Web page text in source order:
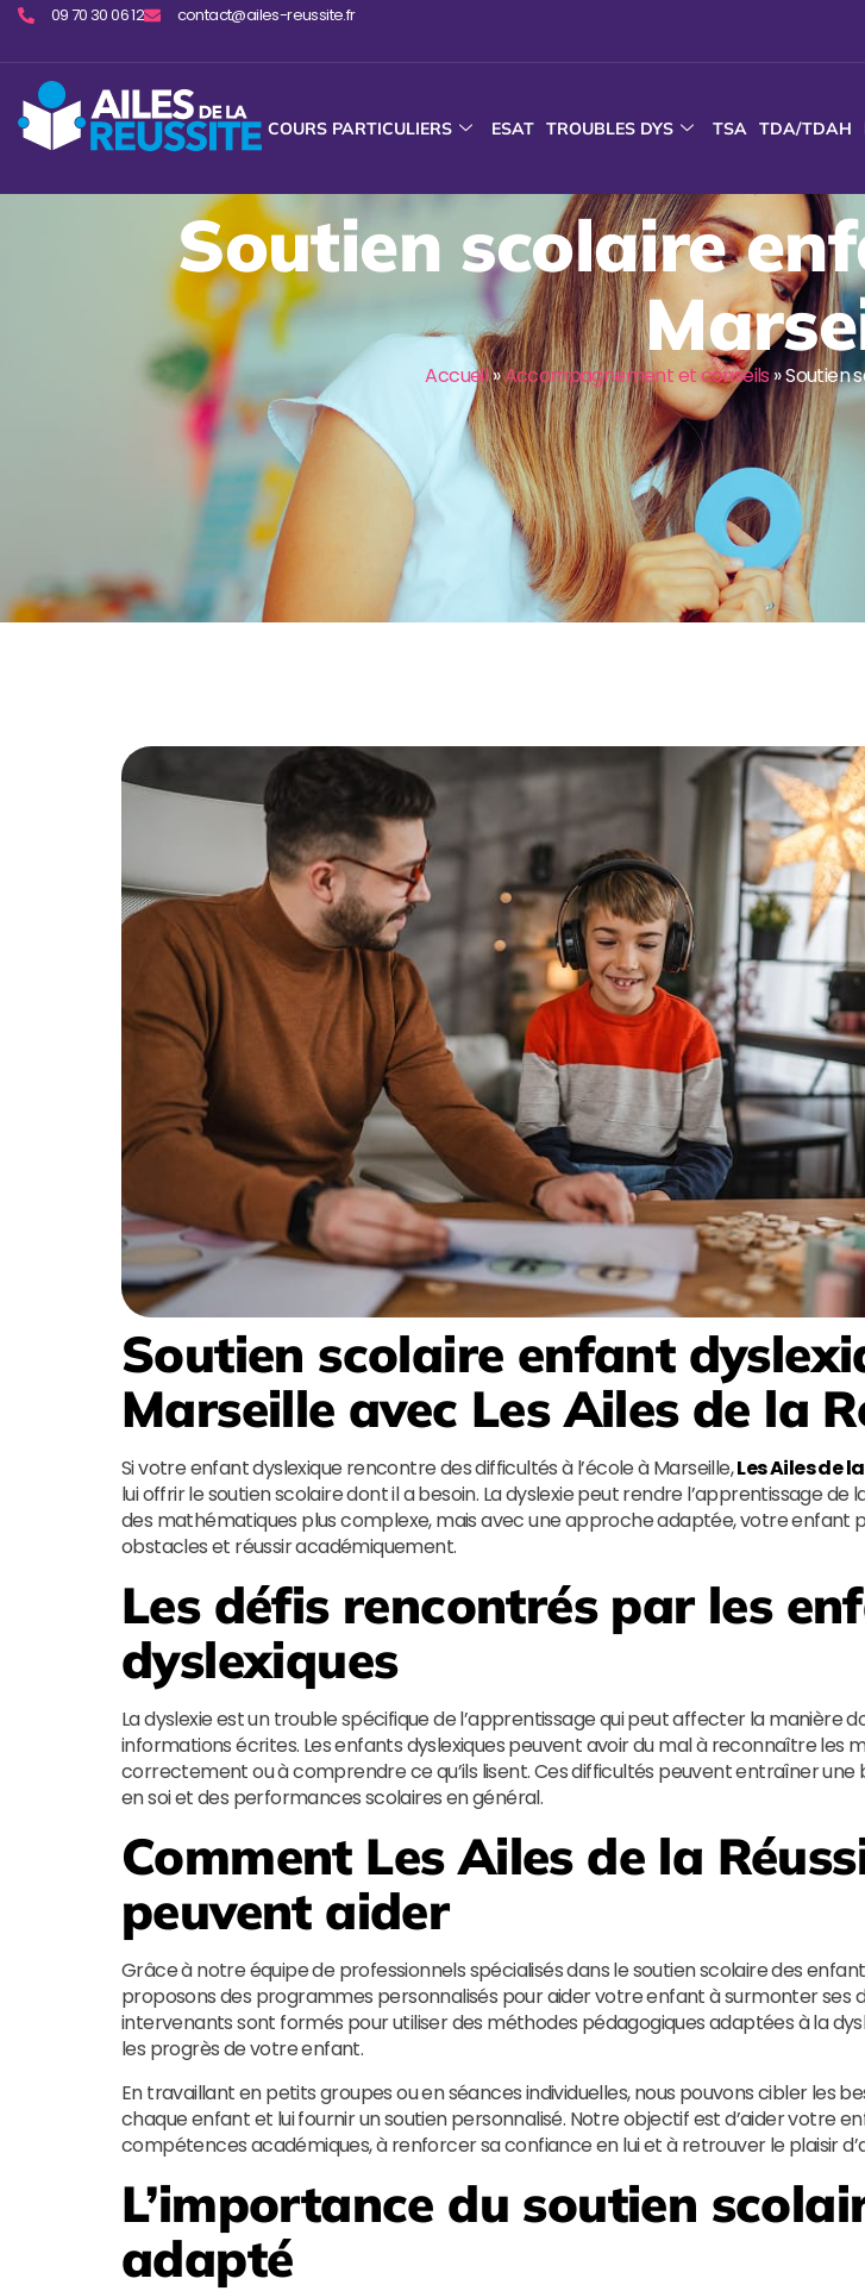
09 70 30 06 12 contact@ailes-reussite.fr
COURS PARTICULIERS ESAT TROUBLES DYS TSA TDA/TDAH
Soutien scolaire
Accueil»Accompagnement et conseils»Soutien
Soutien scolaire enfant
Marseille avec Les Ailes de la
Si votre enfant dyslexique rencontre des difficultés à l’école à Marseille,Les Ailes de
lui offrir le soutien scolaire dont il a besoin. La dyslexie peut rendre l’apprentissage de
des mathématiques plus complexe, mais avec une approche adaptée, votre enfant
obstacles et réussir académiquement.
Les défis rencontrés par les
dyslexiques
La dyslexie est un trouble spécifique de l’apprentissage qui peut affecter la manière
informations écrites. Les enfants dyslexiques peuvent avoir du mal à reconnaître les
correctement ou à comprendre ce qu’ils lisent. Ces difficultés peuvent entraîner une
en soi et des performances scolaires en général.
Comment Les Ailes de la
peuvent aider
Grâce à notre équipe de professionnels spécialisés dans le soutien scolaire des
proposons des programmes personnalisés pour aider votre enfant à surmonter ses
intervenants sont formés pour utiliser des méthodes pédagogiques adaptées à la
les progrès de votre enfant.
En travaillant en petits groupes ou en séances individuelles, nous pouvons cibler les
chaque enfant et lui fournir un soutien personnalisé. Notre objectif est d’aider votre
compétences académiques, à renforcer sa confiance en lui et à retrouver le plaisir
L’importance du soutien
adapté